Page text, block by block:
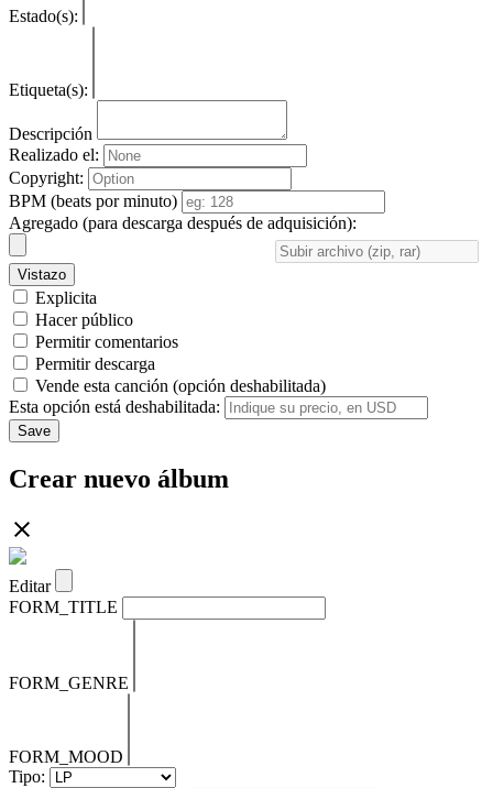
Estado(s):
Etiqueta(s):
Descripción
Realizado el:
Copyright:
BPM (beats por minuto)
Agregado (para descarga después de adquisición):
Vistazo
Explicita
Hacer público
Permitir comentarios
Permitir descarga
Vende esta canción (opción deshabilitada)
Esta opción está deshabilitada:
Save
Crear nuevo álbum
Editar
FORM_TITLE
FORM_GENRE
FORM_MOOD
Tipo: